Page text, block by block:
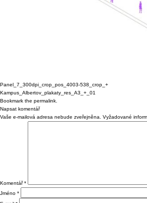
Panel_7_300dpi_crop_pos_4003-538_crop_+
Kampus_Albertov_plakaty_res_A3_+_01
Bookmark the permalink
Napsat komentář
Vaše e-mailová adresa nebude zveřejněna.
Vyžadované
Komentář*
Jméno *